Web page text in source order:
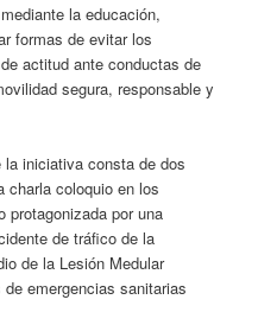
la educación,
formas de evitar los
actitud ante conductas de
segura, responsable y
iniciativa consta de dos
charla coloquio en los
protagonizada por una
de tráfico de la
de la Lesión Medular
emergencias sanitarias